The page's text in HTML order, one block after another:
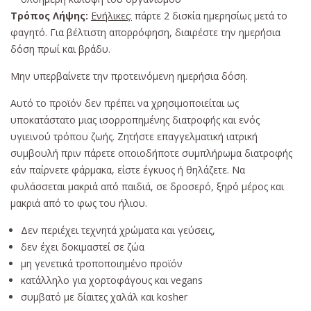
Τρόπος Λήψης: Ενήλικες: πάρτε 2 δισκία ημερησίως μετά το
φαγητό. Για βέλτιστη απορρόφηση, διαιρέστε την ημερήσια
δόση πρωί και βράδυ.
Μην υπερβαίνετε την προτεινόμενη ημερήσια δόση.
Αυτό το προϊόν δεν πρέπει να χρησιμοποιείται ως
υποκατάστατο μιας ισορροπημένης διατροφής και ενός
υγιεινού τρόπου ζωής. Ζητήστε επαγγελματική ιατρική
συμβουλή πριν πάρετε οποιοδήποτε συμπλήρωμα διατροφής
εάν παίρνετε φάρμακα, είστε έγκυος ή θηλάζετε. Να
φυλάσσεται μακριά από παιδιά, σε δροσερό, ξηρό μέρος και
μακριά από το φως του ήλιου.
Δεν περιέχει τεχνητά χρώματα και γεύσεις,
δεν έχει δοκιμαστεί σε ζώα
μη γενετικά τροποποιημένο προϊόν
κατάλληλο για χορτοφάγους και vegans
συμβατό με δίαιτες χαλάλ και kosher